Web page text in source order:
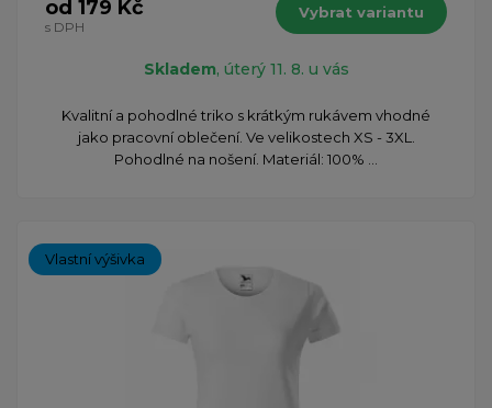
od 179 Kč
s DPH
Vybrat variantu
Skladem, úterý 11. 8. u vás
Kvalitní a pohodlné triko s krátkým rukávem vhodné
jako pracovní oblečení. Ve velikostech XS - 3XL.
Pohodlné na nošení. Materiál: 100% ...
Vlastní výšivka